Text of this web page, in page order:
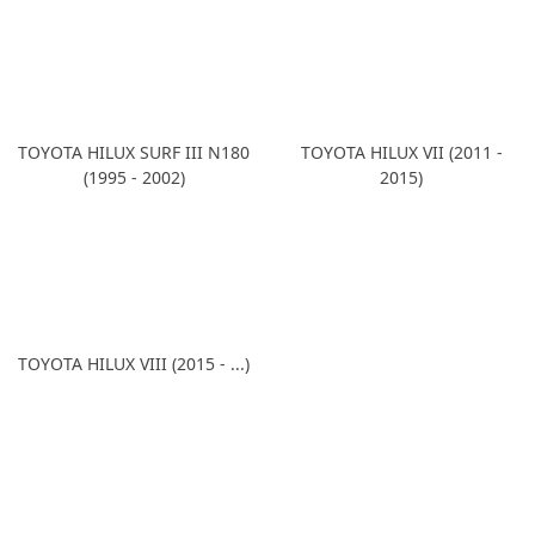
TOYOTA HILUX SURF III N180
(1995 - 2002)
TOYOTA HILUX VII (2011 -
2015)
TOYOTA HILUX VIII (2015 - ...)